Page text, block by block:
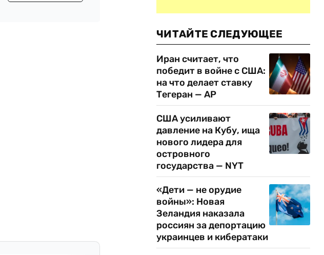
ЧИТАЙТЕ СЛЕДУЮЩЕЕ
Иран считает, что
победит в войне с США:
на что делает ставку
Тегеран — AP
США усиливают
давление на Кубу, ища
нового лидера для
островного
государства — NYT
«Дети — не орудие
войны»: Новая
Зеландия наказала
россиян за депортацию
украинцев и кибератаки